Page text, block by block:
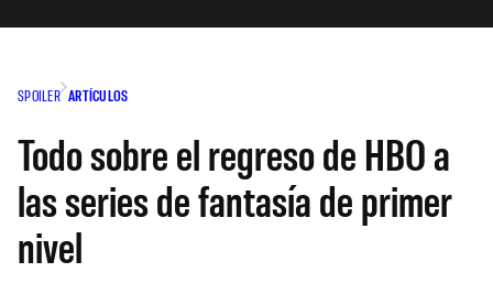
SPOILER ARTÍCULOS
Todo sobre el regreso de HBO a
las series de fantasía de primer
nivel